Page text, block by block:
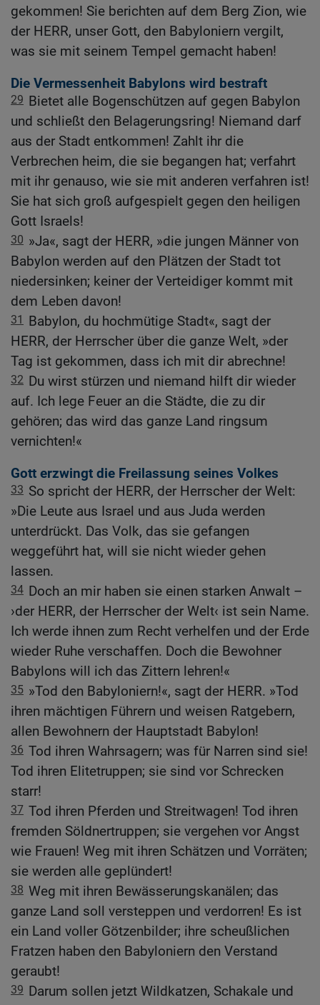
gekommen! Sie berichten auf dem Berg Zion, wie
der HERR, unser Gott, den Babyloniern vergilt,
was sie mit seinem Tempel gemacht haben!
Die Vermessenheit Babylons wird bestraft
29 Bietet alle Bogenschützen auf gegen Babylon
und schließt den Belagerungsring! Niemand darf
aus der Stadt entkommen! Zahlt ihr die
Verbrechen heim, die sie begangen hat; verfahrt
mit ihr genauso, wie sie mit anderen verfahren ist!
Sie hat sich groß aufgespielt gegen den heiligen
Gott Israels!
30 »Ja«, sagt der HERR, »die jungen Männer von
Babylon werden auf den Plätzen der Stadt tot
niedersinken; keiner der Verteidiger kommt mit
dem Leben davon!
31 Babylon, du hochmütige Stadt«, sagt der
HERR, der Herrscher über die ganze Welt, »der
Tag ist gekommen, dass ich mit dir abrechne!
32 Du wirst stürzen und niemand hilft dir wieder
auf. Ich lege Feuer an die Städte, die zu dir
gehören; das wird das ganze Land ringsum
vernichten!«
Gott erzwingt die Freilassung seines Volkes
33 So spricht der HERR, der Herrscher der Welt:
»Die Leute aus Israel und aus Juda werden
unterdrückt. Das Volk, das sie gefangen
weggeführt hat, will sie nicht wieder gehen
lassen.
34 Doch an mir haben sie einen starken Anwalt –
›der HERR, der Herrscher der Welt‹ ist sein Name.
Ich werde ihnen zum Recht verhelfen und der Erde
wieder Ruhe verschaffen. Doch die Bewohner
Babylons will ich das Zittern lehren!«
35 »Tod den Babyloniern!«, sagt der HERR. »Tod
ihren mächtigen Führern und weisen Ratgebern,
allen Bewohnern der Hauptstadt Babylon!
36 Tod ihren Wahrsagern; was für Narren sind sie!
Tod ihren Elitetruppen; sie sind vor Schrecken
starr!
37 Tod ihren Pferden und Streitwagen! Tod ihren
fremden Söldnertruppen; sie vergehen vor Angst
wie Frauen! Weg mit ihren Schätzen und Vorräten;
sie werden alle geplündert!
38 Weg mit ihren Bewässerungskanälen; das
ganze Land soll versteppen und verdorren! Es ist
ein Land voller Götzenbilder; ihre scheußlichen
Fratzen haben den Babyloniern den Verstand
geraubt!
39 Darum sollen jetzt Wildkatzen, Schakale und